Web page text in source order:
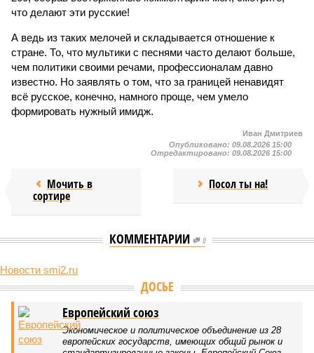
что делают эти русские!
А ведь из таких мелочей и складывается отношение к
стране. То, что мультики с песнями часто делают больше,
чем политики своими речами, профессионалам давно
известно. Но заявлять о том, что за границей ненавидят
всё русское, конечно, намного проще, чем умело
формировать нужный имидж.
Иван Дмитриев
Опубликовано: 09.08.2026 15:00
Отредактировано: 09.08.2026 15:00
Мочить в
сортире
Посол ты на!
КОММЕНТАРИИ 0
Новости smi2.ru
Киев перешёл к террору гражданских, пора давать
адекватный ответ
Мочить в сортире